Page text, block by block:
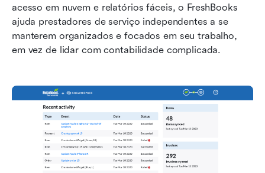
acesso em nuvem e relatórios fáceis, o FreshBooks
ajuda prestadores de serviço independentes a se
manterem organizados e focados em seu trabalho,
em vez de lidar com contabilidade complicada.